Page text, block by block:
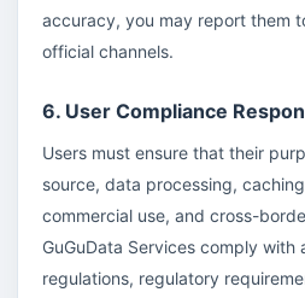
accuracy, you may report them
official channels.
6. User Compliance
Users must ensure that their
source, data processing,
commercial use, and cross-
GuGuData Services comply with
regulations, regulatory